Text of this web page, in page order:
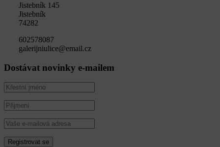
Jistebník 145
Jistebník
74282
602578087
galerijniulice@email.cz
Dostávat novinky e-mailem